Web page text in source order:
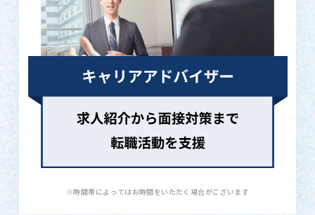
※時間帯によってはお時間をいただく場合がございます